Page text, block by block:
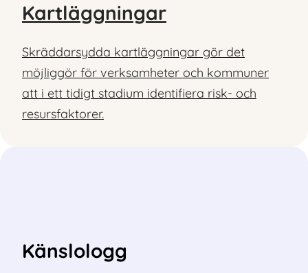
Kartläggningar
Skräddarsydda kartläggningar gör det
möjliggör för verksamheter och kommuner
att i ett tidigt stadium identifiera risk- och
resursfaktorer.
Känslologg